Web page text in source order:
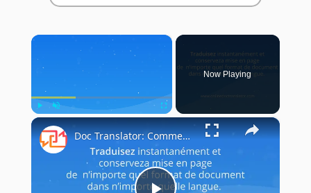
×
Play Unmute Fullscreen
Now Playing
×
Doc Translator: Comment utiliser le traducteur de documents?